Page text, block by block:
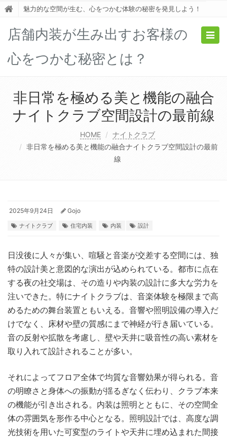
魅力的な空間が生む、心をつかむ体験の秘密を発見しよう！
店舗内装が生み出すお客様の
心をつかむ秘密とは？
非日常を極める美と機能の融合
ナイトクラブ空間設計の最前線
HOME
ナイトクラブ
非日常を極める美と機能の融合ナイトクラブ空間設計の最前
線
2025年9月24日 Gojo
ナイトクラブ 住宅内装 内装 設計
日没後に人々が集い、喧騒と音楽が交差する空間には、独
特の設計美と意図的な演出が込められている。 都市に点在
する夜の社交場は、その造りや内装の設計に多大な労力を
注いできた。特にナイトクラブは、音楽体験を極限まで高
めるための舞台装置ともいえる。音響や照明設備の導入だ
けでなく、床材や壁の質感にまで神経が行き届いている。
音の反射や拡散を考慮し、壁や天井に吸音性の高い素材を
取り入れて設計されることが多い。
それによってフロア全体で均質な音響効果が得られる。音
の明瞭さと身体への振動が揺るぎなく伝わり、クラブ本来
の機能が引き出される。内装は照明とともに、その空間全
体の雰囲気を形作る中心となる。照明設計では、高度な調
光技術を用いた可変型のライトや天井に埋め込まれた間接